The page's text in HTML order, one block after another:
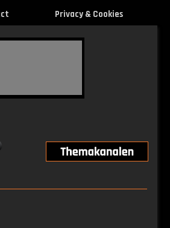
Privacy & Cookies